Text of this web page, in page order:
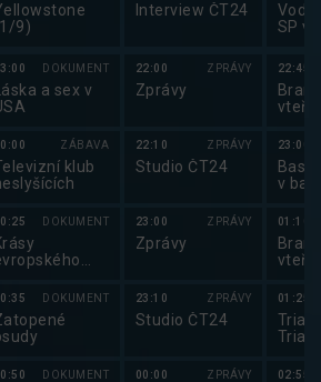
9)
DOKUMENT
Láska a sex v
ZÁBAVA
klub
DOKUMENT
DOKUMENT
DOKUMENT
Interview ČT24
22:00 ZPRÁVY
Zprávy
22:10 ZPRÁVY
Studio ČT24
23:00 ZPRÁVY
Zprávy
23:10 ZPRÁVY
Studio ČT24
00:00 ZPRÁVY
SP
22:45
23:00
v
01:10
01:25
02:55